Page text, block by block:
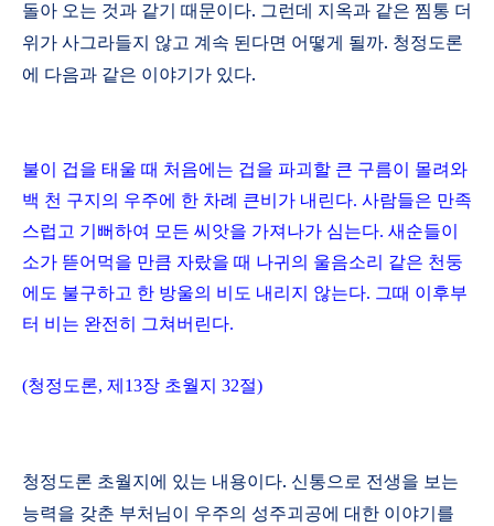
돌아 오는 것과 같기 때문이다. 그런데 지옥과 같은 찜통 더
위가 사그라들지 않고 계속 된다면 어떻게 될까. 청정도론
에 다음과 같은 이야기가 있다.
불이 겁을 태울 때 처음에는 겁을 파괴할 큰 구름이 몰려와
백 천 구지의 우주에 한 차례 큰비가 내린다. 사람들은 만족
스럽고 기뻐하여 모든 씨앗을 가져나가 심는다. 새순들이
소가 뜯어먹을 만큼 자랐을 때 나귀의 울음소리 같은 천둥
에도 불구하고 한 방울의 비도 내리지 않는다. 그때 이후부
터 비는 완전히 그쳐버린다.
(청정도론, 제 13장 초월지 32절)
청정도론 초월지에 있는 내용이다. 신통으로 전생을 보는
능력을 갖춘 부처님이 우주의 성주괴공에 대한 이야기를